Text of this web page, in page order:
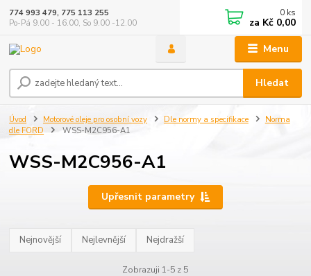
Menu
Hledat
774 993 479, 775 113 255
Po-Pá 9.00 - 16.00, So 9.00 -12.00
0 ks
za Kč 0,00
Úvod Motorové oleje pro osobní vozy Dle normy a specifikace
Norma
dle FORD
WSS-M2C956-A1
WSS-M2C956-A1
Upřesnit parametry
Nejnovější Nejlevnější Nejdražší
Zobrazuji 1-5 z 5